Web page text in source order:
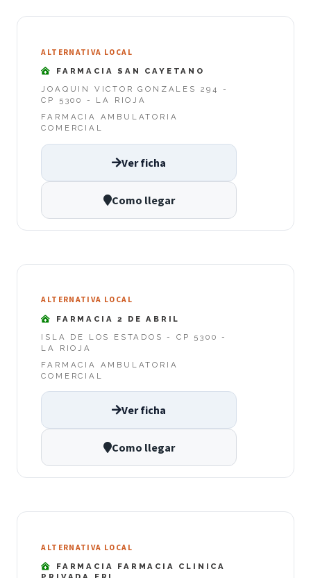
ALTERNATIVA LOCAL
FARMACIA SAN CAYETANO
JOAQUIN VICTOR GONZALES 294 -
CP 5300 - LA RIOJA
FARMACIA AMBULATORIA
COMERCIAL
Ver ficha
Como llegar
ALTERNATIVA LOCAL
FARMACIA 2 DE ABRIL
ISLA DE LOS ESTADOS - CP 5300 -
LA RIOJA
FARMACIA AMBULATORIA
COMERCIAL
Ver ficha
Como llegar
ALTERNATIVA LOCAL
FARMACIA FARMACIA CLINICA